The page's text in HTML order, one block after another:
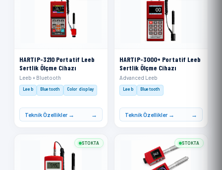
HARTIP-3210 Portatif Leeb
Sertlik Ölçme Cihazı
Leeb + Bluetooth
Leeb Bluetooth Color display
Teknik Özellikler →
HARTIP-3000+ Portatif Leeb
Sertlik Ölçme Cihazı
Advanced Leeb
Leeb Bluetooth
Teknik Özellikler →
STOKTA STOKTA